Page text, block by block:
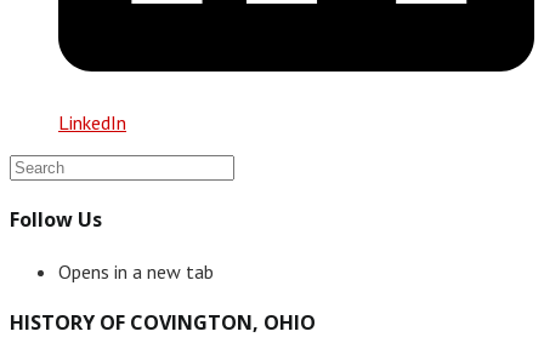
LinkedIn
Follow Us
Opens in a new tab
HISTORY OF COVINGTON, OHIO